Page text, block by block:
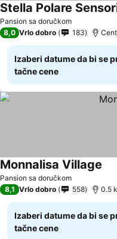
Pansion sa doručkom
Stella Polare
8,0 Vrlo dobro 183
Izaberi datume da bi se
tačne cene
Pansion sa doručkom
Monnalisa Village
8,1 Vrlo dobro 558 0.5
Izaberi datume da bi se
tačne cene